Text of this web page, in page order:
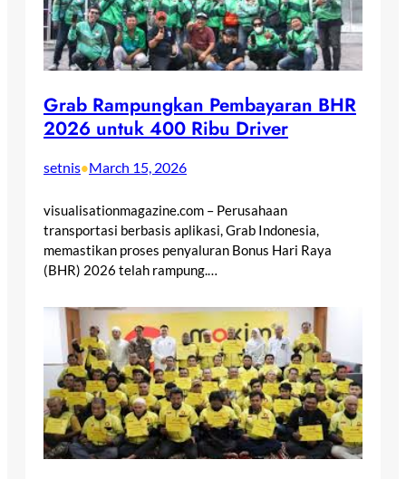
Grab Rampungkan Pembayaran BHR
2026 untuk 400 Ribu Driver
setnis•March 15, 2026
visualisationmagazine.com – Perusahaan
transportasi berbasis aplikasi, Grab Indonesia,
memastikan proses penyaluran Bonus Hari Raya
(BHR) 2026 telah rampung.…